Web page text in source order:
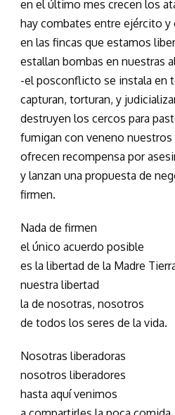
en el último mes crecen los
hay combates entre ejército y
en las fincas que estamos
estallan bombas en nuestras
-el posconflicto se instala en
capturan, torturan, y
destruyen los cercos para
fumigan con veneno
ofrecen recompensa por
y lanzan una propuesta de
firmen.
Nada de firmen
el único acuerdo posible
es la libertad de la Madre
nuestra libertad
la de nosotras, nosotros
de todos los seres de la vida.
Nosotras liberadoras
nosotros liberadores
hasta aquí venimos